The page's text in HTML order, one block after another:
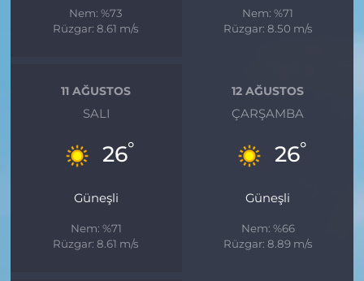
Nem: %73
Rüzgar: 8.61 m/s
Nem: %71
Rüzgar: 8.50 m/s
11 AĞUSTOS
SALI
26°
Güneşli
Nem: %71
Rüzgar: 8.61 m/s
12 AĞUSTOS
ÇARŞAMBA
26°
Güneşli
Nem: %66
Rüzgar: 8.89 m/s